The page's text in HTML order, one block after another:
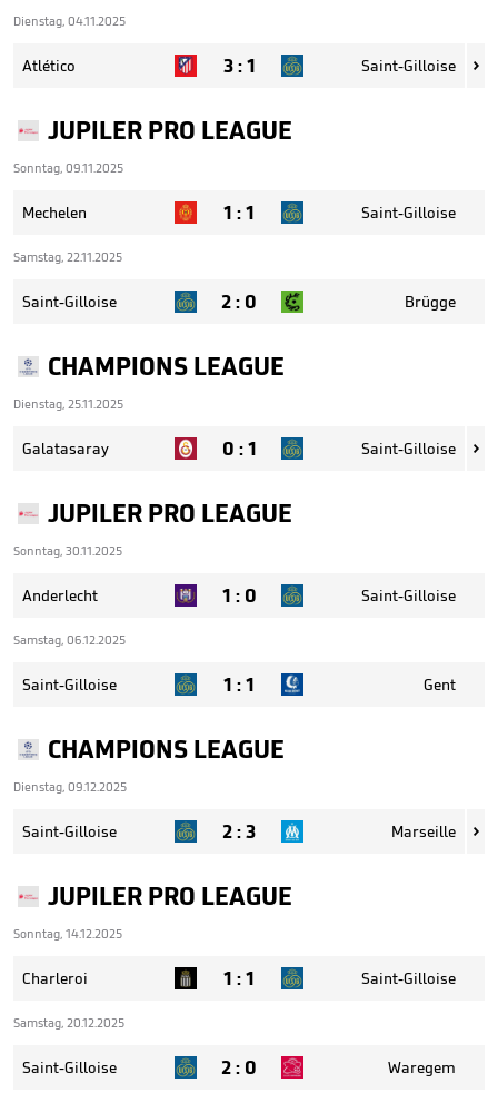
Dienstag, 04.11.2025
Atlético 3:1 Saint-Gilloise 
JUPILER PRO LEAGUE
Sonntag, 09.11.2025
Mechelen 1 :1 Saint-Gilloise
Samstag, 22.11.2025
Saint-Gilloise 2: 0 Brügge
CHAMPIONS LEAGUE
Dienstag, 25.11.2025
Galatasaray 0 :1 Saint-Gilloise 
JUPILER PRO LEAGUE
Sonntag, 30.11.2025
Anderlecht 1 : 0 Saint-Gilloise
Samstag, 06.12.2025
Saint-Gilloise 1 :1 Gent
CHAMPIONS LEAGUE
Dienstag, 09.12.2025
Saint-Gilloise 2:3 Marseille 
JUPILER PRO LEAGUE
Sonntag, 14.12.2025
Charleroi 1 :1 Saint-Gilloise
Samstag, 20.12.2025
Saint-Gilloise 2: 0 Waregem